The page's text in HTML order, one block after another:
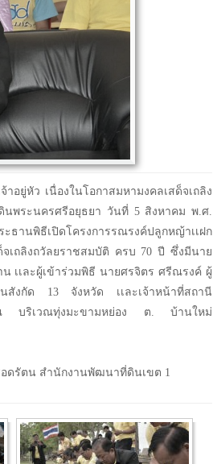
อยู่หัว เนื่องในโอกาสมหามงคลเสด็จเถลิง
พระนครศรีอยุธยา วันที่ 5 สิงหาคม พ.ศ.
ธานพิธีเปิดโครงการรณรงค์ปลูกหญ้าเเฝก
จเถลิงถวัลยราชสมบัติ ครบ 70 ปี ซึ่งมีนาย
เเละผู้เข้าร่วมพิธี นายศรจิตร ศรีณรงค์ ผู้
สังกัด 13 จังหวัด เเละเจ้าหน้าที่สถานี
บริเวณทุ่งมะขามหย่อง ต. บ้านใหม่
ดรัตน สำนักงานพัฒนาที่ดินเขต 1